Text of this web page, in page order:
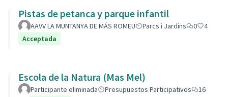
Pistas de petanca y parque infantil
AAVV LA MUNTANYA DE MÁS ROMEU Parcs i Jardins 0
4
Acceptada
Escola de la Natura (Mas Mel)
Participante eliminada Presupuestos Participativos
16